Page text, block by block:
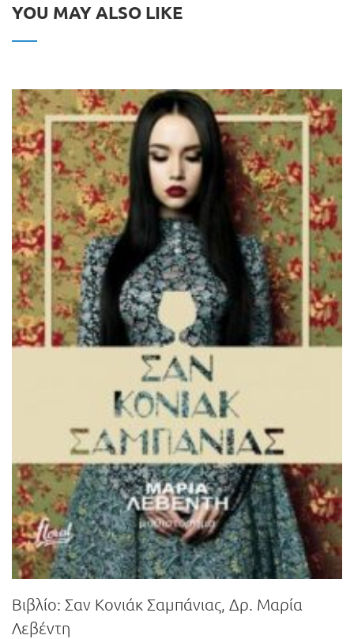
YOU MAY ALSO LIKE
Βιβλίο: Σαν Κονιάκ Σαμπάνιας, Δρ. Μαρία
Λεβέντη